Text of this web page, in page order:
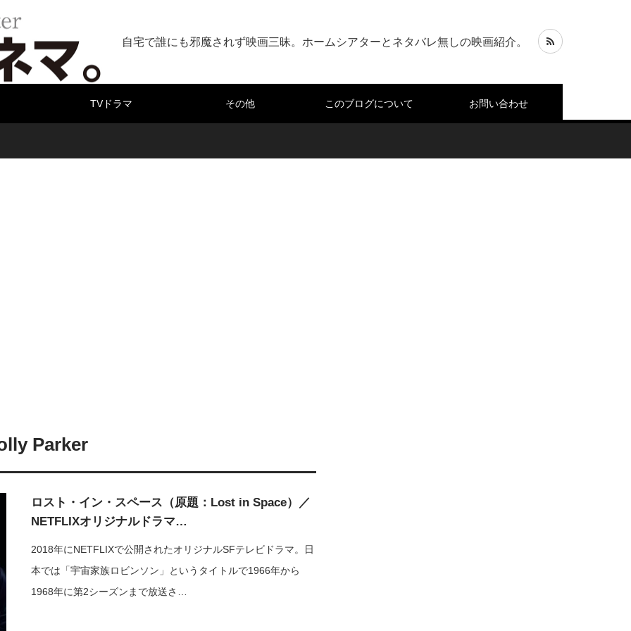
自宅で誰にも邪魔されず映画三昧。ホームシアターとネタバレ無しの映画紹介。
TVドラマ その他 このブログについて お問い合わせ
Parker
ロスト・イン・スペース（原題：Lost in Space）／
NETFLIXオリジナルドラマ…
2018年にNETFLIXで公開されたオリジナルSFテレビドラマ。日
本では「宇宙家族ロビンソン」というタイトルで1966年から
1968年に第2シーズンまで放送さ…